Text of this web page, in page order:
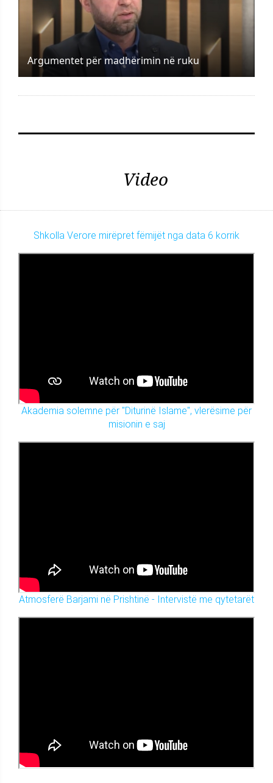
Argumentet për madhërimin në ruku
Video
Shkolla Verore mirëpret fëmijët nga data 6 korrik
Akademia solemne për "Diturinë Islame", vlerësime për
misionin e saj
Atmosferë Barjami në Prishtinë - Intervistë me qytetarët